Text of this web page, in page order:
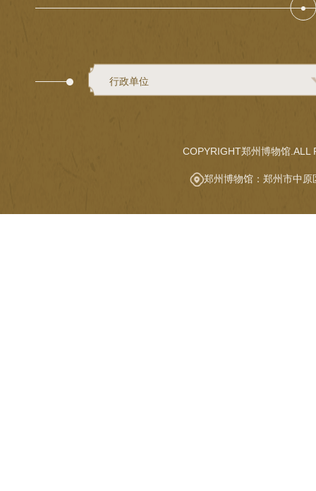
行政单位
COPYRIGHT郑州博物馆.ALL
郑州博物馆：郑州市中原